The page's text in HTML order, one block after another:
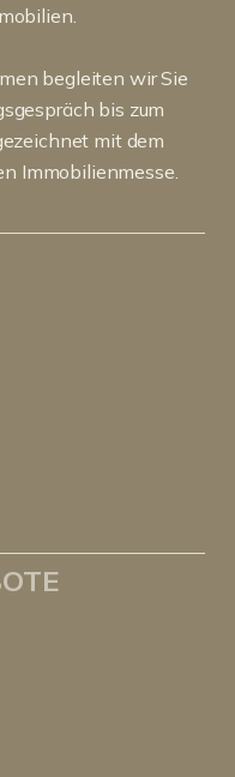
begleiten wir Sie
bis zum
mit dem
Immobilienmesse.